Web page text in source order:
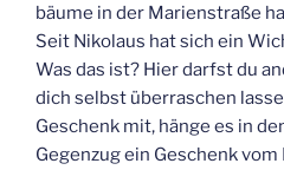
bäu­me in der Mari­en­stra­ße
Seit Niko­laus hat sich ein
Was das ist? Hier darfst du
dich selbst über­ra­schen
Geschenk mit, hän­ge es in
Gegen­zug ein Geschenk vom